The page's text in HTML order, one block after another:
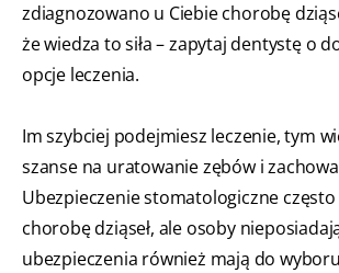
zdiagnozowano u Ciebie chorobę
że wiedza to siła – zapytaj dentystę o
opcje leczenia.
Im szybciej podejmiesz leczenie, tym
szanse na uratowanie zębów i
Ubezpieczenie stomatologiczne
chorobę dziąseł, ale osoby
ubezpieczenia również mają do